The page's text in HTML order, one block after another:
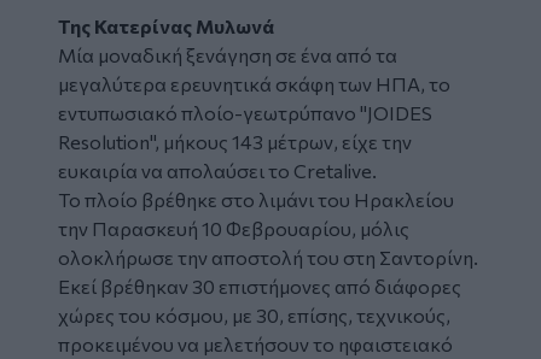
Της Κατερίνας Μυλωνά
Μία μοναδική ξενάγηση σε ένα από τα
μεγαλύτερα ερευνητικά σκάφη των ΗΠΑ, το
εντυπωσιακό πλοίο-γεωτρύπανο "JOIDES
Resolution", μήκους 143 μέτρων, είχε την
ευκαιρία να απολαύσει το Cretalive.
Το πλοίο βρέθηκε στο λιμάνι του Ηρακλείου
την Παρασκευή 10 Φεβρουαρίου, μόλις
ολοκλήρωσε την αποστολή του στη Σαντορίνη.
Εκεί βρέθηκαν 30 επιστήμονες από διάφορες
χώρες του κόσμου, με 30, επίσης, τεχνικούς,
προκειμένου να μελετήσουν το ηφαιστειακό